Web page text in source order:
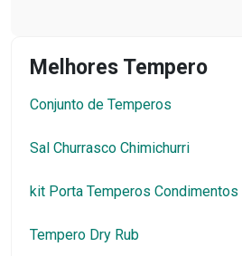
Melhores Tempero
Conjunto de Temperos
Sal Churrasco Chimichurri
kit Porta Temperos Condimentos
Tempero Dry Rub